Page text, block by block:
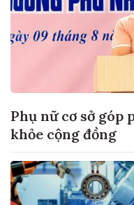
Phụ nữ cơ sở góp
khỏe cộng đồng